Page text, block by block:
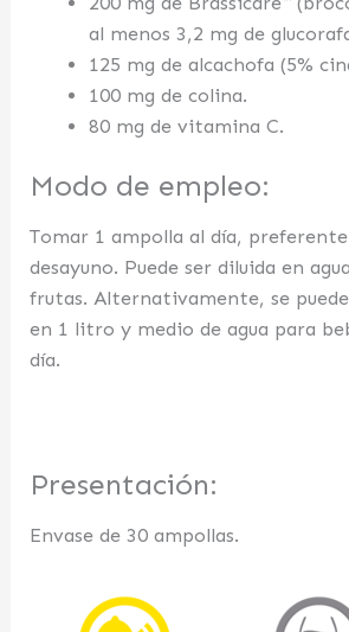
al menos 3,2 mg de
125 mg de alcachofa (5%
100 mg de colina.
80 mg de vitamina C.
Modo de empleo:
Tomar 1 ampolla al día,
desayuno. Puede ser diluida en
frutas. Alternativamente, se
en 1 litro y medio de agua para
día.
Presentación:
Envase de 30 ampollas.